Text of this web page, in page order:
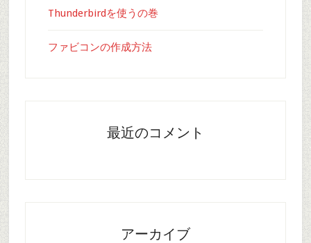
Thunderbirdを使うの巻
ファビコンの作成方法
最近のコメント
アーカイブ